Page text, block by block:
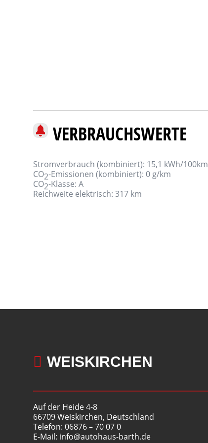
VERBRAUCHSWERTE
Stromverbrauch (kombiniert): 15,1 kWh/100km
CO2-Emissionen (kombiniert):0 g/km
CO2-Klasse:A
Reichweite elektrisch:317 km
 WEISKIRCHEN
Auf der Heide 4-8
66709 Weiskirchen, Deutschland
Telefon: 06876 – 70 07 0
E-Mail: info@autohaus-barth.de